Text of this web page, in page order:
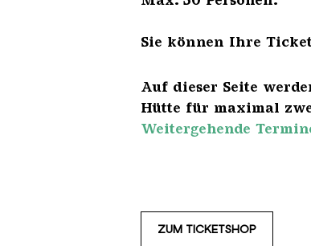
Sie können Ihre
Auf dieser Seite
Hütte für maximal
Weitergehende
ZUM TICKETSHOP